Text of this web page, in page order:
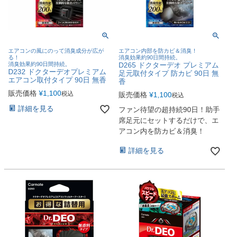
エアコンの風にのって消臭成分が広が
る！
消臭効果約90日間持続。
D232 ドクターデオプレミアム
エアコン取付タイプ 90日 無香
販売価格 ¥1,100税込
詳細を見る
エアコン内部を防カビ＆消臭！
消臭効果約90日間持続。
D265 ドクターデオ プレミアム
足元取付タイプ 防カビ 90日 無
香
販売価格 ¥1,100税込
ファン待望の超持続90日！助手
席足元にセットするだけで、エ
アコン内を防カビ＆消臭！
詳細を見る